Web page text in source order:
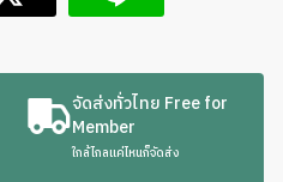
จัดส่งทั่วไทย Free for
Member
ใกล้ไกลแค่ไหนก็จัดส่ง